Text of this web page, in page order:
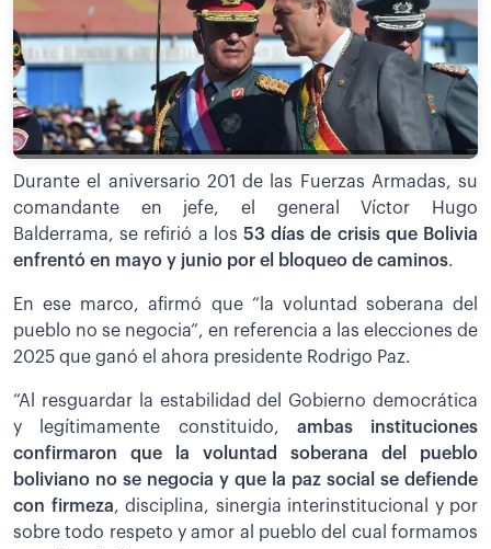
Durante el aniversario 201 de las Fuerzas Armadas, su
comandante en jefe, el general Víctor Hugo
Balderrama, se refirió a los 53 días de crisis que Bolivia
enfrentó en mayo y junio por el bloqueo de caminos.
En ese marco, afirmó que “la voluntad soberana del
pueblo no se negocia”, en referencia a las elecciones de
2025 que ganó el ahora presidente Rodrigo Paz.
“Al resguardar la estabilidad del Gobierno democrática
y legítimamente constituido, ambas instituciones
confirmaron que la voluntad soberana del pueblo
boliviano no se negocia y que la paz social se defiende
con firmeza, disciplina, sinergia interinstitucional y por
sobre todo respeto y amor al pueblo del cual formamos